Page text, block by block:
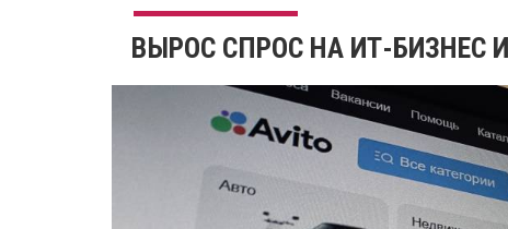
ВЫРОС СПРОС НА ИТ-